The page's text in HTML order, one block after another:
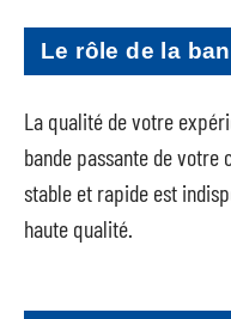
Le rôle de la
La qualité de votre
bande passante de votre
stable et rapide est
haute qualité.